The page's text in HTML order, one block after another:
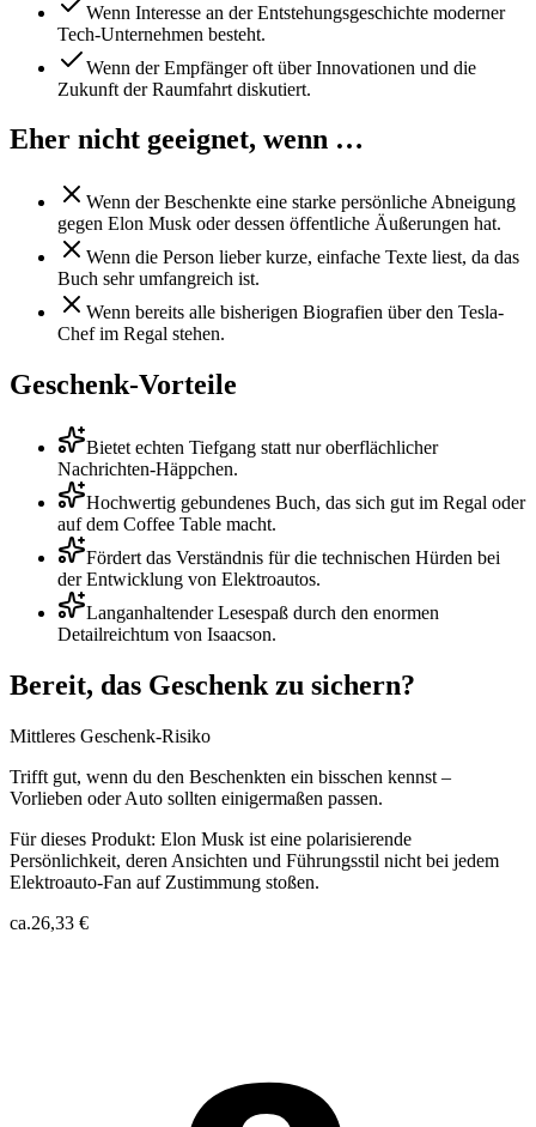
Wenn Interesse an der Entstehungsgeschichte moderner
Tech-Unternehmen besteht.
Wenn der Empfänger oft über Innovationen und die
Zukunft der Raumfahrt diskutiert.
Eher nicht geeignet, wenn …
Wenn der Beschenkte eine starke persönliche Abneigung
gegen Elon Musk oder dessen öffentliche Äußerungen hat.
Wenn die Person lieber kurze, einfache Texte liest, da das
Buch sehr umfangreich ist.
Wenn bereits alle bisherigen Biografien über den Tesla-
Chef im Regal stehen.
Geschenk-Vorteile
Bietet echten Tiefgang statt nur oberflächlicher
Nachrichten-Häppchen.
Hochwertig gebundenes Buch, das sich gut im Regal oder
auf dem Coffee Table macht.
Fördert das Verständnis für die technischen Hürden bei
der Entwicklung von Elektroautos.
Langanhaltender Lesespaß durch den enormen
Detailreichtum von Isaacson.
Bereit, das Geschenk zu sichern?
Mittleres Geschenk-Risiko
Trifft gut, wenn du den Beschenkten ein bisschen kennst –
Vorlieben oder Auto sollten einigermaßen passen.
Für dieses Produkt: Elon Musk ist eine polarisierende
Persönlichkeit, deren Ansichten und Führungsstil nicht bei jedem
Elektroauto-Fan auf Zustimmung stoßen.
ca.26,33 €